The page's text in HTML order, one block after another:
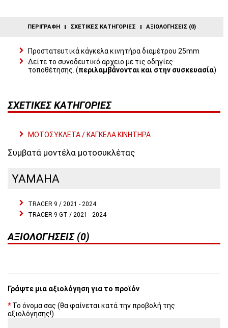
ΠΕΡΙΓΡΑΦΉ ΣΧΕΤΙΚΈΣ ΚΑΤΗΓΟΡΊΕΣ ΑΞΙΟΛΟΓΉΣΕΙΣ (0)
Προστατευτικά κάγκελα κινητήρα διαμέτρου 25mm
Δείτε το συνοδευτικό αρχειο με τις οδηγίες
τοποθέτησης. (περιλαμβάνονται και στην συσκευασία)
ΣΧΕΤΙΚΈΣ ΚΑΤΗΓΟΡΊΕΣ
ΜΟΤΟΣΥΚΛΕΤΑ / ΚΑΓΚΕΛΑ ΚΙΝΗΤΗΡΑ
Συμβατά μοντέλα μοτοσυκλέτας
YAMAHA
TRACER 9 / 2021 - 2024
TRACER 9 GT / 2021 - 2024
ΑΞΙΟΛΟΓΉΣΕΙΣ (0)
Γράψτε μια αξιολόγηση για το προϊόν
Το όνομα σας (θα φαίνεται κατά την προβολή της
αξιολόγησης!)